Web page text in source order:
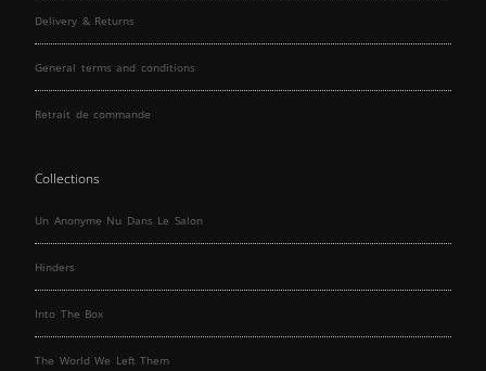
Delivery & Returns
General terms and conditions
Retrait de commande
Collections
Un Anonyme Nu Dans Le Salon
Hinders
Into The Box
The World We Left Them